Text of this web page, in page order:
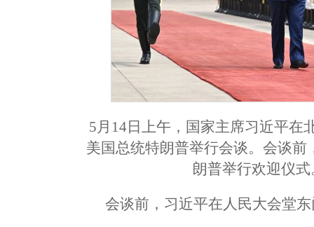
5月14日上午，国家主席习近平在
美国总统特朗普举行会谈。会谈
朗普举行欢迎仪
会谈前，习近平在人民大会堂